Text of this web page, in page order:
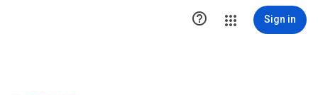
 Sign in